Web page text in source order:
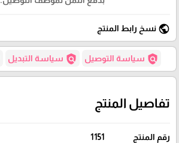
public نسخ رابط المنتج
policy سياسة التوصيل policy سياسة التبديل
تفاصيل المنتج
رقم المنتج 1151